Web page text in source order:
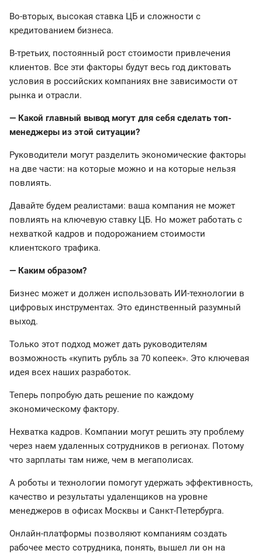
Во-вторых, высокая ставка ЦБ и сложности с
кредитованием бизнеса.
В-третьих, постоянный рост стоимости привлечения
клиентов. Все эти факторы будут весь год диктовать
условия в российских компаниях вне зависимости от
рынка и отрасли.
— Какой главный вывод могут для себя сделать топ-
менеджеры из этой ситуации?
Руководители могут разделить экономические факторы
на две части: на которые можно и на которые нельзя
повлиять.
Давайте будем реалистами: ваша компания не может
повлиять на ключевую ставку ЦБ. Но может работать с
нехваткой кадров и подорожанием стоимости
клиентского трафика.
— Каким образом?
Бизнес может и должен использовать ИИ-технологии в
цифровых инструментах. Это единственный разумный
выход.
Только этот подход может дать руководителям
возможность «купить рубль за 70 копеек». Это ключевая
идея всех наших разработок.
Теперь попробую дать решение по каждому
экономическому фактору.
Нехватка кадров. Компании могут решить эту проблему
через наем удаленных сотрудников в регионах. Потому
что зарплаты там ниже, чем в мегаполисах.
А роботы и технологии помогут удержать эффективность,
качество и результаты удаленщиков на уровне
менеджеров в офисах Москвы и Санкт-Петербурга.
Онлайн-платформы позволяют компаниям создать
рабочее место сотрудника, понять, вышел ли он на